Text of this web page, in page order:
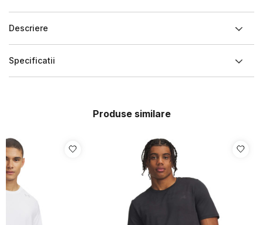
Descriere
Specificatii
Produse similare